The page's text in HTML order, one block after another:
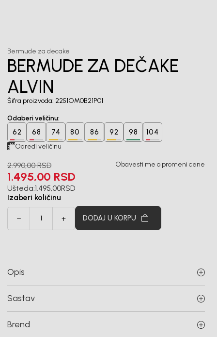
Bermude za decake
BERMUDE ZA DEČAKE
ALVIN
Šifra proizvoda: 2251OM0B21P01
Odaberi veličinu:
62 68 74 80 86 92 98 104
Odredi veličinu
2.990,00 RSD
1.495,00 RSD
Ušteda:1.495,00RSD
Obavesti me o promeni cene
Izaberi količinu
DODAJ U KORPU
Opis
Sastav
Brend